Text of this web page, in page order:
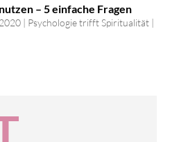
– 5 einfache Fragen
| Psychologie trifft Spiritualität|